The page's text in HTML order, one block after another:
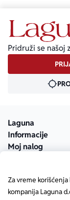
Za vreme
kompanija Laguna
Pridruži se našoj
Laguna
Informacije
Moj nalog